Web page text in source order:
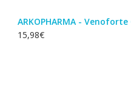
ARKOPHARMA -
15,98€